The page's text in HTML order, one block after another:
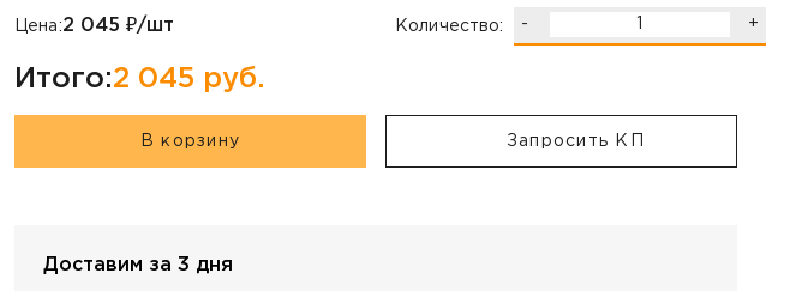
Цена:2 045 ₽/шт Количество: - +
Итого:2 045 руб.
В корзину Запросить КП
Доставим за 3 дня